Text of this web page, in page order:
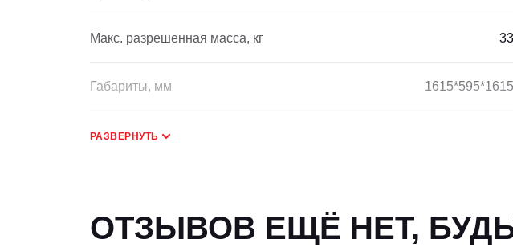
Макс. разрешенная масса, кг 33
Габариты, мм 1615*595*1615
РАЗВЕРНУТЬ
ОТЗЫВОВ ЕЩЁ НЕТ,